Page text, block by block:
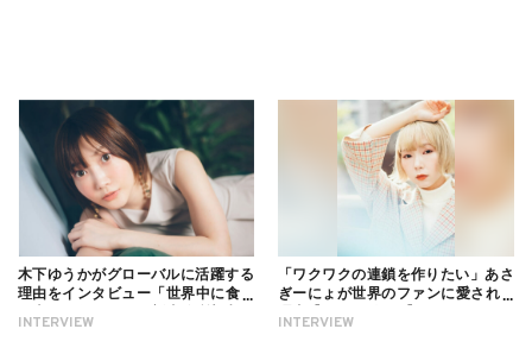
INTERVIEW
木下ゆうかがグローバルに活躍する
理由をインタビュー「世界中に食べ
ついても
INTERVIEW
「ワクワクの連鎖を作りたい」あさ
ぎーにょが世界のファンに愛される